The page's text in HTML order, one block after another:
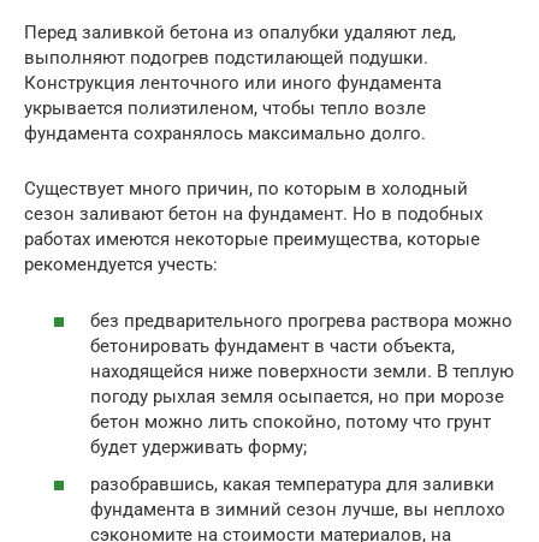
Перед заливкой бетона из опалубки удаляют лед,
выполняют подогрев подстилающей подушки.
Конструкция ленточного или иного фундамента
укрывается полиэтиленом, чтобы тепло возле
фундамента сохранялось максимально долго.
Существует много причин, по которым в холодный
сезон заливают бетон на фундамент. Но в подобных
работах имеются некоторые преимущества, которые
рекомендуется учесть:
без предварительного прогрева раствора можно
бетонировать фундамент в части объекта,
находящейся ниже поверхности земли. В теплую
погоду рыхлая земля осыпается, но при морозе
бетон можно лить спокойно, потому что грунт
будет удерживать форму;
разобравшись, какая температура для заливки
фундамента в зимний сезон лучше, вы неплохо
сэкономите на стоимости материалов, на